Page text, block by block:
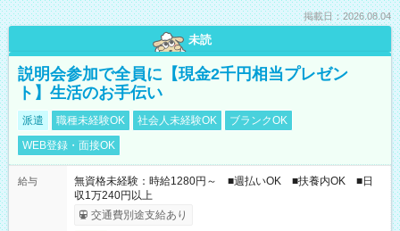
掲載日：2026.08.04
未読
説明会参加で全員に【現金2千円相当プレゼン
ト】生活のお手伝い
派遣 職種未経験OK 社会人未経験OK
ブランクOK
WEB登録・面接OK
給与
無資格未経験：時給1280円～ ■週払いOK ■扶養内OK ■日
収1万240円以上
交通費別途支給あり